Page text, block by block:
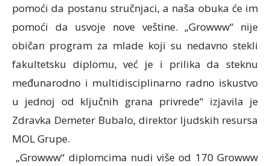
pomoći da postanu stručnjaci, a naša obuka će im
pomoći da usvoje nove veštine. „Growww“ nije
običan program za mlade koji su nedavno stekli
fakultetsku diplomu, već je i prilika da steknu
međunarodno i multidisciplinarno radno iskustvo
u jednoj od ključnih grana privrede“ izjavila je
Zdravka Demeter Bubalo, direktor ljudskih resursa
MOL Grupe.
„Growww“ diplomcima nudi više od 170 Growww